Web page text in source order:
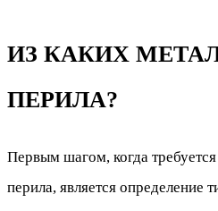
ИЗ КАКИХ
ПЕРИЛА?
Первым шагом, когда
перила, является определение